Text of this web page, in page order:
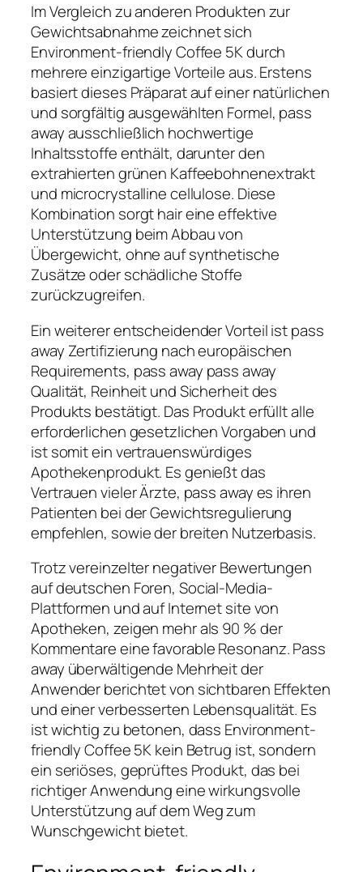
Im Vergleich zu anderen Produkten zur
Gewichtsabnahme zeichnet sich
Environment-friendly Coffee 5K durch
mehrere einzigartige Vorteile aus. Erstens
basiert dieses Präparat auf einer natürlichen
und sorgfältig ausgewählten Formel, pass
away ausschließlich hochwertige
Inhaltsstoffe enthält, darunter den
extrahierten grünen Kaffeebohnenextrakt
und microcrystalline cellulose. Diese
Kombination sorgt hair eine effektive
Unterstützung beim Abbau von
Übergewicht, ohne auf synthetische
Zusätze oder schädliche Stoffe
zurückzugreifen.
Ein weiterer entscheidender Vorteil ist pass
away Zertifizierung nach europäischen
Requirements, pass away pass away
Qualität, Reinheit und Sicherheit des
Produkts bestätigt. Das Produkt erfüllt alle
erforderlichen gesetzlichen Vorgaben und
ist somit ein vertrauenswürdiges
Apothekenprodukt. Es genießt das
Vertrauen vieler Ärzte, pass away es ihren
Patienten bei der Gewichtsregulierung
empfehlen, sowie der breiten Nutzerbasis.
Trotz vereinzelter negativer Bewertungen
auf deutschen Foren, Social-Media-
Plattformen und auf Internet site von
Apotheken, zeigen mehr als 90 % der
Kommentare eine favorable Resonanz. Pass
away überwältigende Mehrheit der
Anwender berichtet von sichtbaren Effekten
und einer verbesserten Lebensqualität. Es
ist wichtig zu betonen, dass Environment-
friendly Coffee 5K kein Betrug ist, sondern
ein seriöses, geprüftes Produkt, das bei
richtiger Anwendung eine wirkungsvolle
Unterstützung auf dem Weg zum
Wunschgewicht bietet.